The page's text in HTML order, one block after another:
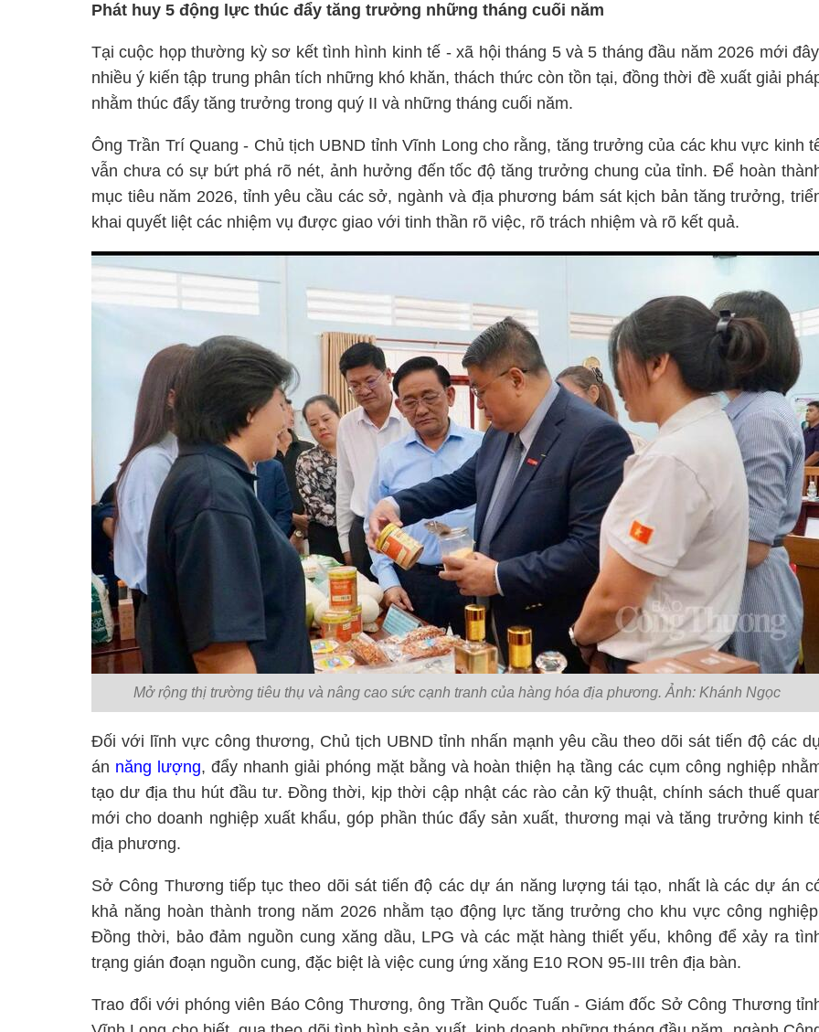
Phát huy 5 động lực thúc đẩy tăng trưởng những tháng cuối năm
Tại cuộc họp thường kỳ sơ kết tình hình kinh tế - xã hội tháng 5 và 5 tháng đầu năm 2026 mới
nhiều ý kiến tập trung phân tích những khó khăn, thách thức còn tồn tại, đồng thời đề xuất giải
nhằm thúc đẩy tăng trưởng trong quý II và những tháng cuối năm.
Ông Trần Trí Quang - Chủ tịch UBND tỉnh Vĩnh Long cho rằng, tăng trưởng của các khu vực kinh
vẫn chưa có sự bứt phá rõ nét, ảnh hưởng đến tốc độ tăng trưởng chung của tỉnh. Để hoàn
mục tiêu năm 2026, tỉnh yêu cầu các sở, ngành và địa phương bám sát kịch bản tăng trưởng,
khai quyết liệt các nhiệm vụ được giao với tinh thần rõ việc, rõ trách nhiệm và rõ kết quả.
Mở rộng thị trường tiêu thụ và nâng cao sức cạnh tranh của hàng hóa địa phương. Ảnh: Khánh Ngọc
Đối với lĩnh vực công thương, Chủ tịch UBND tỉnh nhấn mạnh yêu cầu theo dõi sát tiến độ các
án năng lượng, đẩy nhanh giải phóng mặt bằng và hoàn thiện hạ tầng các cụm công nghiệp
tạo dư địa thu hút đầu tư. Đồng thời, kịp thời cập nhật các rào cản kỹ thuật, chính sách thuế
mới cho doanh nghiệp xuất khẩu, góp phần thúc đẩy sản xuất, thương mại và tăng trưởng kinh
địa phương.
Sở Công Thương tiếp tục theo dõi sát tiến độ các dự án năng lượng tái tạo, nhất là các dự án
khả năng hoàn thành trong năm 2026 nhằm tạo động lực tăng trưởng cho khu vực công
Đồng thời, bảo đảm nguồn cung xăng dầu, LPG và các mặt hàng thiết yếu, không để xảy ra
trạng gián đoạn nguồn cung, đặc biệt là việc cung ứng xăng E10 RON 95-III trên địa bàn.
Trao đổi với phóng viên Báo Công Thương, ông Trần Quốc Tuấn - Giám đốc Sở Công Thương